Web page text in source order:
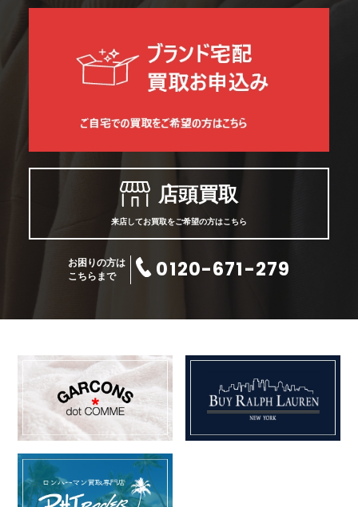
店頭買取
来店してお買取をご希望の方はこちら
お困りの方は
こちらまで
0120-671-279